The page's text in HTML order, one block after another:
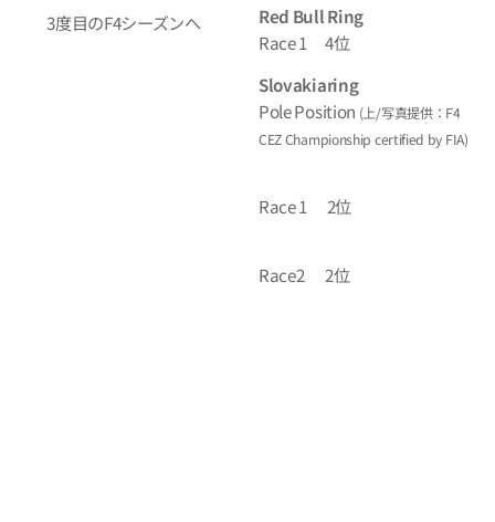
3度目のF4シーズンへ
Red Bull Ring
Race 1 4位
Slovakiaring
Pole Position (上/写真提供：F4
CEZ Championship certified by FIA)
Race 1 2位
Race2 2位